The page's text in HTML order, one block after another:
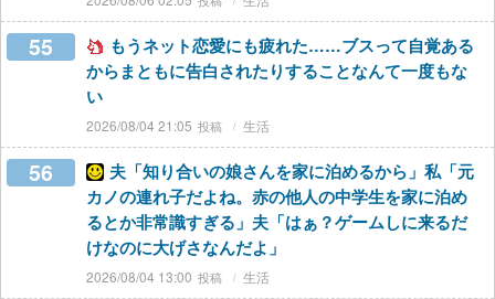
55
もうネット恋愛にも疲れた……ブスって自覚ある
からまともに告白されたりすることなんて一度もな
い
2026/08/04 21:05 生活
56
夫「知り合いの娘さんを家に泊めるから」私「元
カノの連れ子だよね。赤の他人の中学生を家に泊め
るとか非常識すぎる」夫「はぁ？ゲームしに来るだ
けなのに大げさなんだよ」
2026/08/04 13:00 生活